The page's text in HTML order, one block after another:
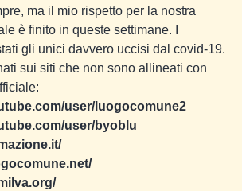
ma il mio rispetto per la nostra
è finito in queste settimane. I
gli unici davvero uccisi dal covid-19.
sui siti che non sono allineati con
user/luogocomune2
user/byoblu